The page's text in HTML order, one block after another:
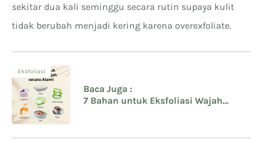
sekitar dua kali seminggu secara rutin supaya kulit
tidak berubah menjadi kering karena overexfoliate.
Eksfoliasi
Baca Juga :
7 Bahan untuk Eksfoliasi Wajah